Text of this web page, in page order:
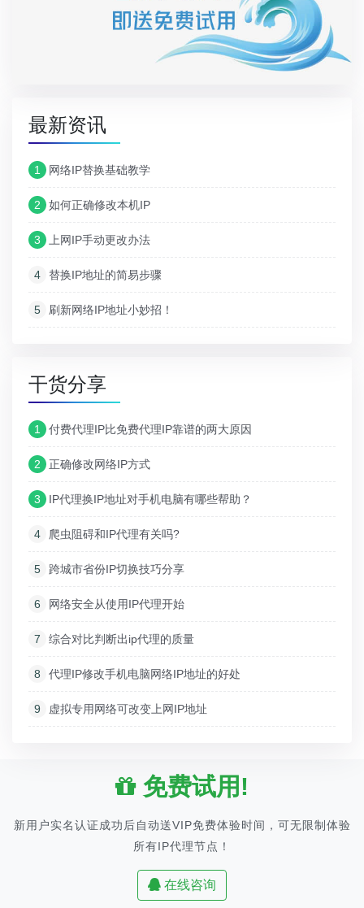
最新资讯
1 网络IP替换基础教学
2 如何正确修改本机IP
3 上网IP手动更改办法
4 替换IP地址的简易步骤
5 刷新网络IP地址小妙招！
干货分享
1 付费代理IP比免费代理IP靠谱的两大原因
2 正确修改网络IP方式
3 IP代理换IP地址对手机电脑有哪些帮助？
4 爬虫阻碍和IP代理有关吗?
5 跨城市省份IP切换技巧分享
6 网络安全从使用IP代理开始
7 综合对比判断出ip代理的质量
8 代理IP修改手机电脑网络IP地址的好处
9 虚拟专用网络可改变上网IP地址
免费试用!
新用户实名认证成功后自动送VIP免费体验时间，可无限制体验
所有IP代理节点！
在线咨询